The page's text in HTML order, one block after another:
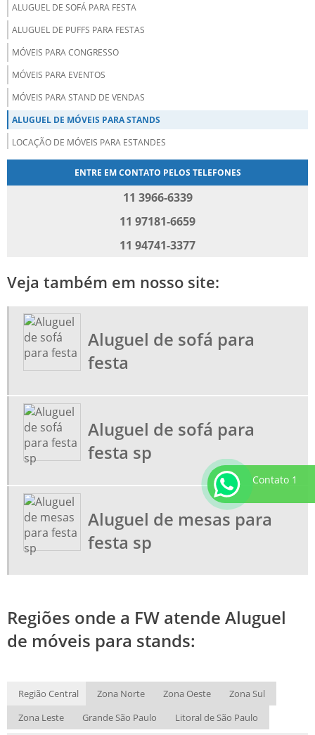
ALUGUEL DE SOFÁ PARA FESTA
ALUGUEL DE PUFFS PARA FESTAS
MÓVEIS PARA CONGRESSO
MÓVEIS PARA EVENTOS
MÓVEIS PARA STAND DE VENDAS
ALUGUEL DE MÓVEIS PARA STANDS
LOCAÇÃO DE MÓVEIS PARA ESTANDES
LOCAÇÃO DE MÓVEIS PARA ESCRITÓRIO
ALUGUEL DE MÓVEIS CORPORATIVOS
ALUGAR MOVEIS PARA EVENTOS
ALUGUEL DE SOFÁ PARA FESTA SP
LOCAÇÃO DE MESAS PARA EVENTOS
MOVEIS PARA STANDS
MOVEIS PARA TREINAMENTO
ENTRE EM CONTATO PELOS TELEFONES
11 3966-6339
11 97181-6659
11 94741-3377
Veja também em nosso site:
Aluguel de sofá para
festa
Aluguel de sofá para
festa sp
Aluguel de mesas para
festa sp
Regiões onde a FW atende Aluguel
de móveis para stands:
Região Central Zona Norte Zona Oeste
Zona Sul
Zona Leste
Grande São Paulo Litoral de São Paulo
Contato 1